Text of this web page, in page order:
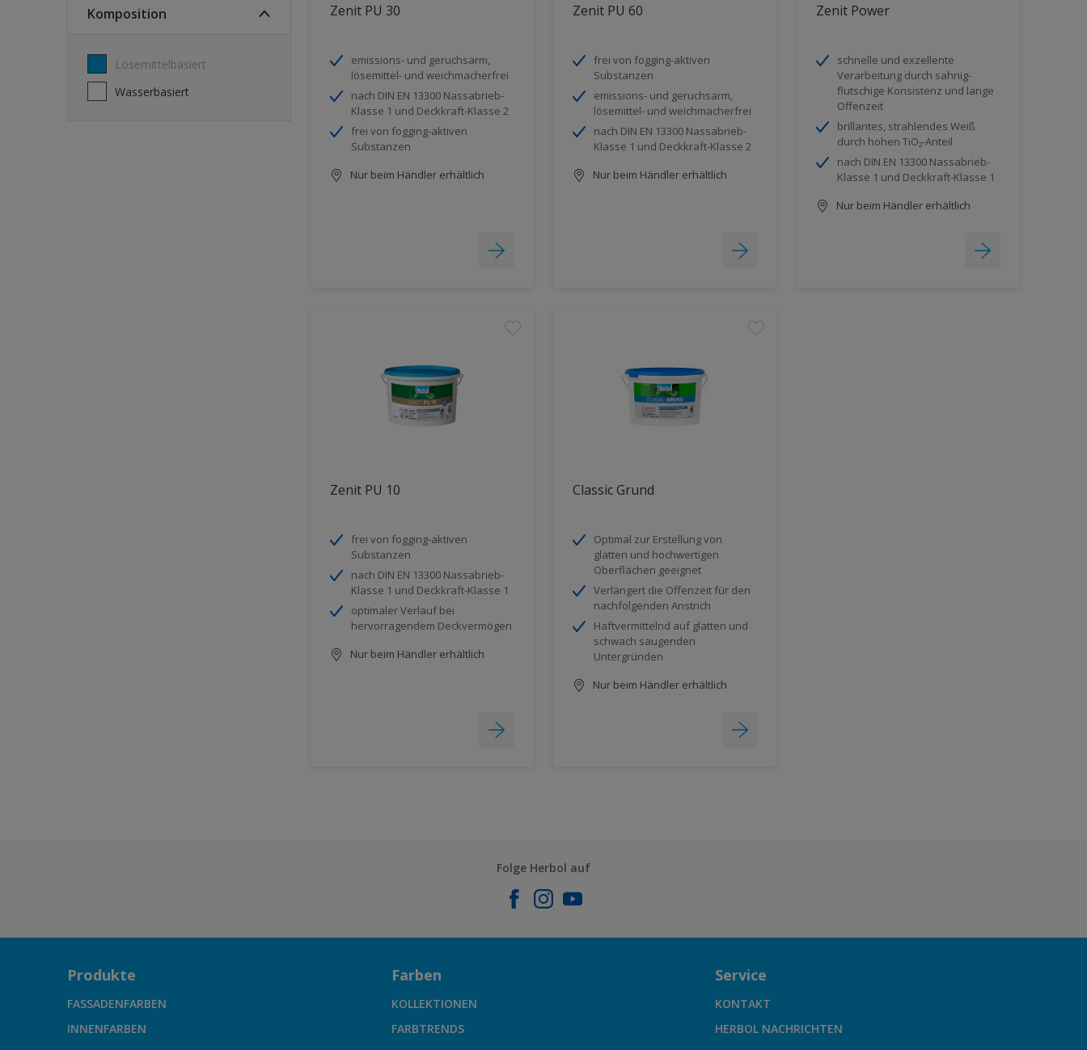
Seidenmatt, Seidenglänzend
Tuchmatt
Komposition
lösemittelbasiert
wasserbasiert
Zenit PU 30
emissions- und geruchsarm,
lösemittel- und weichmacherfrei
nach DIN EN 13300 Nassabrieb-
Klasse 1 und Deckkraft-Klasse 2
frei von fogging-aktiven
Substanzen
Nur beim Händler erhältlich
Zenit PU 60
frei von fogging-aktiven
Substanzen
emissions- und geruchsarm,
lösemittel- und weichmacherfrei
nach DIN EN 13300 Nassabrieb-
Klasse 1 und Deckkraft-Klasse 2
Nur beim Händler erhältlich
Zenit Power
schnelle und exzellente
Verarbeitung durch sahnig-
flutschige Konsistenz und lange
Offenzeit
brillantes, strahlendes Weiß
durch hohen TiO₂-Anteil
nach DIN EN 13300 Nassabrieb-
Klasse 1 und Deckkraft-Klasse 1
Nur beim Händler erhältlich
Zenit PU 10
frei von fogging-aktiven
Substanzen
nach DIN EN 13300 Nassabrieb-
Klasse 1 und Deckkraft-Klasse 1
optimaler Verlauf bei
hervorragendem Deckvermögen
Nur beim Händler erhältlich
Classic Grund
Optimal zur Erstellung von
glatten und hochwertigen
Oberflächen geeignet
Verlängert die Offenzeit für den
nachfolgenden Anstrich
Haftvermittelnd auf glatten und
schwach saugenden
Untergründen
Nur beim Händler erhältlich
Folge Herbol auf
Produkte
FASSADENFARBEN
INNENFARBEN
Farben
KOLLEKTIONEN
FARBTRENDS
Service
KONTAKT
HERBOL NACHRICHTEN